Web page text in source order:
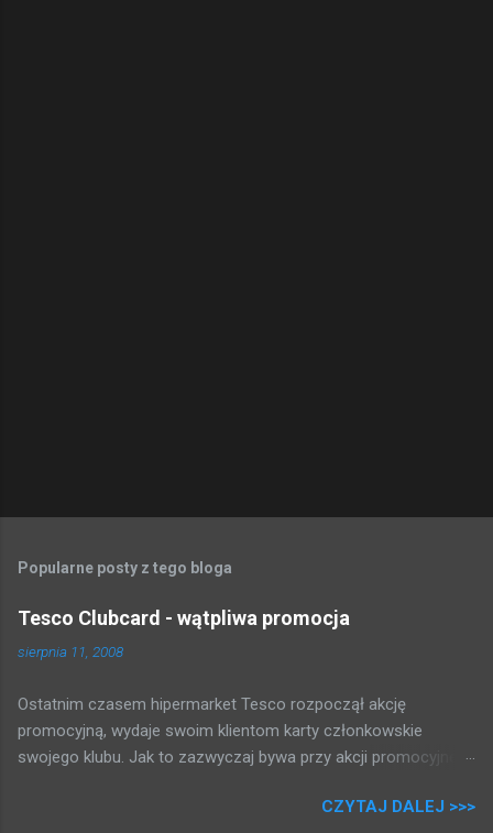
Popularne posty z tego bloga
Tesco Clubcard - wątpliwa promocja
sierpnia 11, 2008
Ostatnim czasem hipermarket Tesco rozpoczął akcję
promocyjną, wydaje swoim klientom karty członkowskie
swojego klubu. Jak to zazwyczaj bywa przy akcji promocyjnej,
karty i rejestrować swoje zakupy. Zapytałem się przy kasie,
CZYTAJ DALEJ >>>